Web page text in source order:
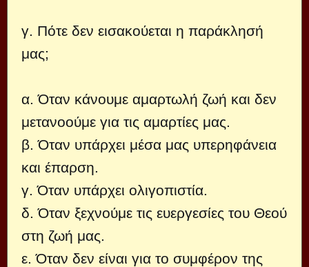
γ. Πότε δεν εισακούεται η παράκλησή
μας;
α. Όταν κάνουμε αμαρτωλή ζωή και δεν
μετανοούμε για τις αμαρτίες μας.
β. Όταν υπάρχει μέσα μας υπερηφάνεια
και έπαρση.
γ. Όταν υπάρχει ολιγοπιστία.
δ. Όταν ξεχνούμε τις ευεργεσίες του Θεού
στη ζωή μας.
ε. Όταν δεν είναι για το συμφέρον της